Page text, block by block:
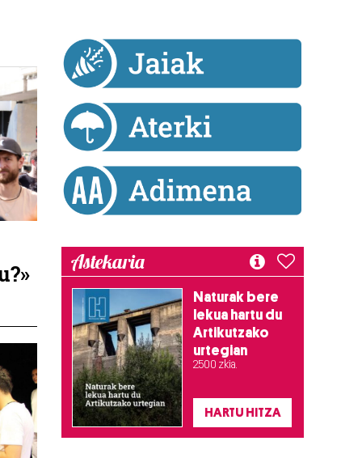
Astekaria
Naturak bere
lekua hartu du
Artikutzako
urtegian
2.500 zkia.
HARTU HITZA